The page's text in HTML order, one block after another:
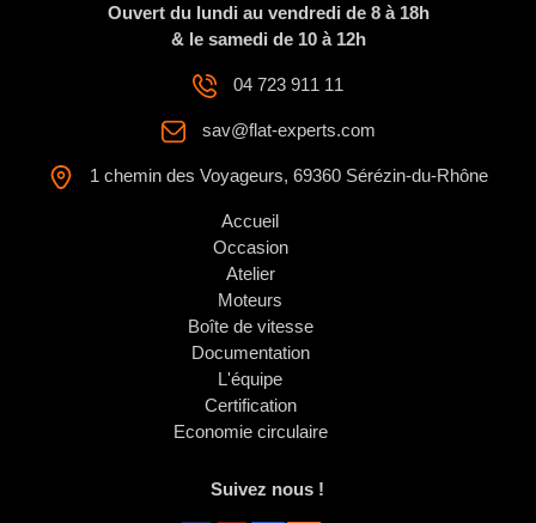
Ouvert du lundi au vendredi de 8 à 18h
& le samedi de 10 à 12h
04 723 911 11
sav@flat-experts.com
1 chemin des Voyageurs, 69360 Sérézin-du-Rhône
Accueil
Occasion
Atelier
Moteurs
Boîte de vitesse
Documentation
L'équipe
Certification
Economie circulaire
Suivez nous !